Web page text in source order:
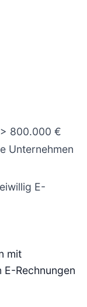
800.000 €
Unternehmen
E-
mit
Rechnungen